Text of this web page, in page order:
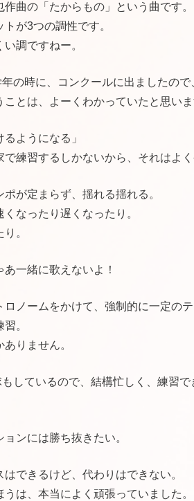
曲の「たからもの」という曲です。
が3つの調性です。
調ですねー。
の時に、コンクールに出ましたの
とは、よーくわかっていたと思いま
るようになる」
で練習するしかないから、それはよく
が定まらず、揺れる揺れる。
なったり遅くなったり。
。
あ一緒に歌えないよ！
ロノームをかけて、強制的に一定の
。
りません。
しているので、結構忙しく、練習
ンには勝ち抜きたい。
できるけど、代わりはできない。
は、本当によく頑張っていました。